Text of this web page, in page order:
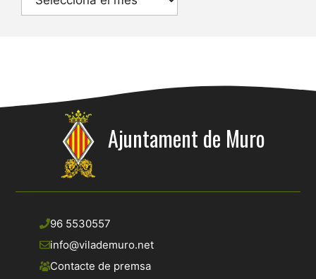
Ajuntament de Muro
96 5530557
info@vilademuro.net
Contacte de premsa